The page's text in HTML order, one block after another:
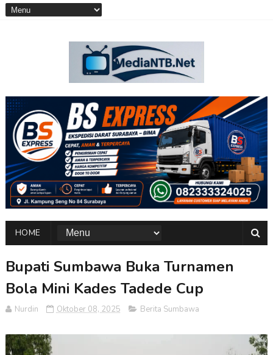
HOME
Bupati Sumbawa Buka Turnamen
Bola Mini Kades Tadede Cup
Nurdin Oktober 08, 2025 Berita Sumbawa